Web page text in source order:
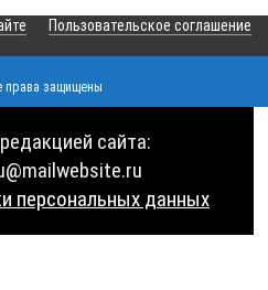
Пользовательское соглашение
права защищены
сайта:
персональных данных